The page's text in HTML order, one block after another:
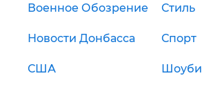
Военное Обозрение Стиль
Новости Донбасса Спорт
США